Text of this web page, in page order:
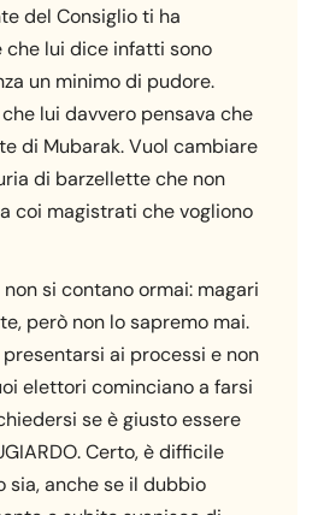
del Consiglio ti ha
che lui dice infatti sono
un minimo di pudore.
lui davvero pensava che
di Mubarak. Vuol cambiare
di barzellette che non
coi magistrati che vogliono
si contano ormai: magari
però non lo sapremo mai.
ai processi e non
elettori cominciano a farsi
se è giusto essere
Certo, è difficile
sia, anche se il dubbio